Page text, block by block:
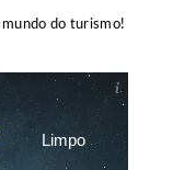
mundo do turismo!
Limpo